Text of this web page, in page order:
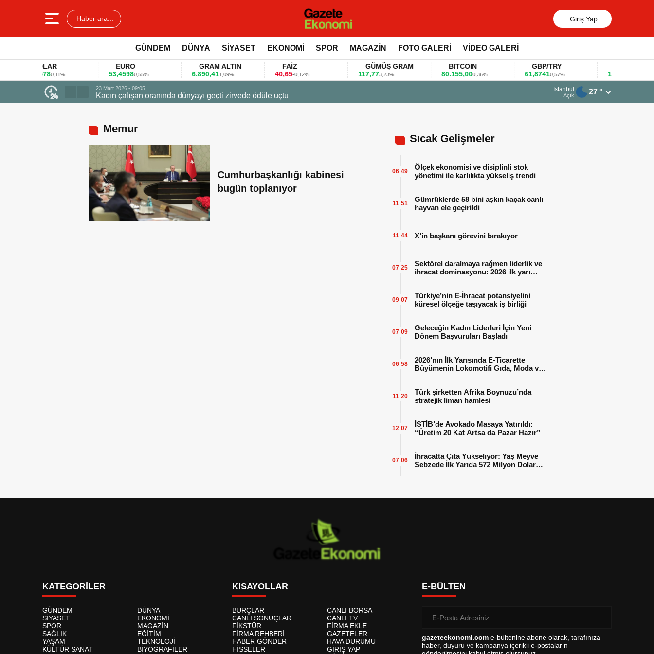
Haber ara... Giriş Yap
GÜNDEM DÜNYA SİYASET EKONOMİ SPOR MAGAZİN FOTO GALERİ VİDEO GALERİ
0,11%
EURO
53,45980,55%
GRAM ALTIN
6.890,411,09%
FAİZ
40,65
-0,12%
GÜMÜŞ GRAM
117,773,23%
BITCOIN
80.155,000,36%
GBP/TRY
61,87410,57%
EUR/USD
1,17810,47%
zirvede ödüle uçtu
İstanbul
Açık 27 °
Memur
Cumhurbaşkanlığı kabinesi
bugün toplanıyor
Sıcak Gelişmeler
Ölçek ekonomisi ve disiplinli stok
yönetimi ile karlılıkta yükseliş trendi
06:49
Gümrüklerde 58 bini aşkın kaçak canlı
hayvan ele geçirildi
11:51
X’in başkanı görevini bırakıyor
11:44
Sektörel daralmaya rağmen liderlik ve
ihracat dominasyonu: 2026 ilk yarı
07:25
Türkiye’nin E-İhracat potansiyelini
küresel ölçeğe taşıyacak iş birliği
09:07
Geleceğin Kadın Liderleri İçin Yeni
Dönem Başvuruları Başladı
07:09
2026’nın İlk Yarısında E-Ticarette
Büyümenin Lokomotifi Gıda, Moda ve
06:58
Türk şirketten Afrika Boynuzu’nda
stratejik liman hamlesi
11:20
İSTİB’de Avokado Masaya Yatırıldı:
“Üretim 20 Kat Artsa da Pazar Hazır”
12:07
İhracatta Çıta Yükseliyor: Yaş Meyve
Sebzede İlk Yarıda 572 Milyon Dolar
07:06
KATEGORİLER
GÜNDEM
DÜNYA
SİYASET
EKONOMİ
SPOR
MAGAZİN
SAĞLIK
EĞİTİM
YAŞAM
TEKNOLOJİ
KÜLTÜR SANAT
BİYOGRAFİLER
KISAYOLLAR
BURÇLAR
CANLI BORSA
CANLI SONUÇLAR
CANLI TV
FİKSTÜR
FİRMA EKLE
FİRMA REHBERİ
GAZETELER
HABER GÖNDER
HAVA DURUMU
HİSSELER
GİRİŞ YAP
E-BÜLTEN
gazeteekonomi.com e-bültenine abone olarak, tarafınıza
haber, duyuru ve kampanya içerikli e-postaların